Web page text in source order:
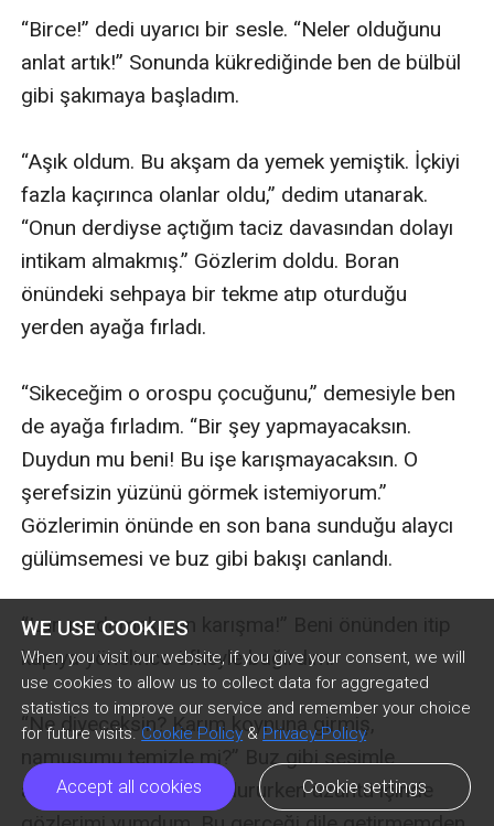
WE USE COOKIES
When you visit our website, if you give your consent, we will
use cookies to allow us to collect data for aggregated
statistics to improve our service and remember your choice
for future visits. Cookie Policy& Privacy Policy
Accept all cookies Cookie settings
“Birce!” dedi uyarıcı bir sesle. “Neler olduğunu
anlat artık!” Sonunda kükrediğinde ben de bülbül
gibi şakımaya başladım.
“Aşık oldum. Bu akşam da yemek yemiştik. İçkiyi
fazla kaçırınca olanlar oldu,” dedim utanarak.
“Onun derdiyse açtığım taciz davasından dolayı
intikam almakmış.” Gözlerim doldu. Boran
önündeki sehpaya bir tekme atıp oturduğu
yerden ayağa fırladı.
“Sikeceğim o orospu çocuğunu,” demesiyle ben
de ayağa fırladım. “Bir şey yapmayacaksın.
Duydun mu beni! Bu işe karışmayacaksın. O
şerefsizin yüzünü görmek istemiyorum.”
Gözlerimin önünde en son bana sunduğu alaycı
gülümsemesi ve buz gibi bakışı canlandı.
“Lan ne demek sen karışma!” Beni önünden itip
kapıya yönelince öfkeyle bağırdım.
“Ne diyeceksin? Karım koynuna girmiş,
namusumu temizle mi?” Buz gibi sesimle
adımları olduğu yerde dururken üzüntü içinde